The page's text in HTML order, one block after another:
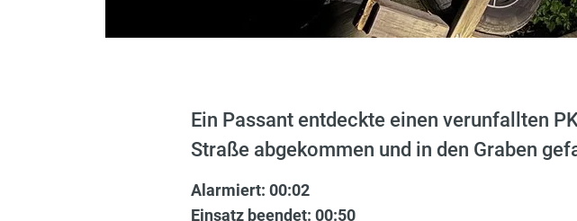
Ein Passant entdeckte einen verunfallten
Straße abgekommen und in den Graben
Alarmiert: 00:02
Einsatz beendet: 00:50